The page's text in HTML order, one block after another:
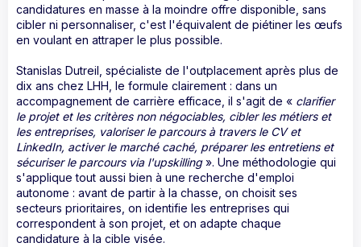
candidatures en masse à la moindre offre disponible, sans
cibler ni personnaliser, c'est l'équivalent de piétiner les œufs
en voulant en attraper le plus possible.
Stanislas Dutreil, spécialiste de l'outplacement après plus de
dix ans chez LHH, le formule clairement : dans un
accompagnement de carrière efficace, il s'agit de « clarifier
le projet et les critères non négociables, cibler les métiers et
les entreprises, valoriser le parcours à travers le CV et
LinkedIn, activer le marché caché, préparer les entretiens et
sécuriser le parcours via l'upskilling». Une méthodologie qui
s'applique tout aussi bien à une recherche d'emploi
autonome : avant de partir à la chasse, on choisit ses
secteurs prioritaires, on identifie les entreprises qui
correspondent à son projet, et on adapte chaque
candidature à la cible visée.